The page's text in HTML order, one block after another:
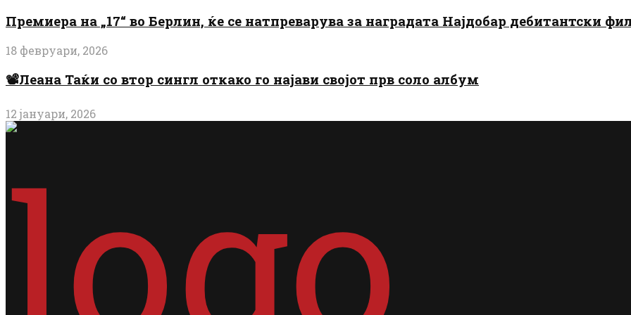
Премиера на „17“ во Берлин, ќе се натпреварува за наградата Најдобар дебитантски
18 февруари, 2026
📽️Леана Таќи со втор сингл откако го најави својот прв соло албум
12 јануари, 2026